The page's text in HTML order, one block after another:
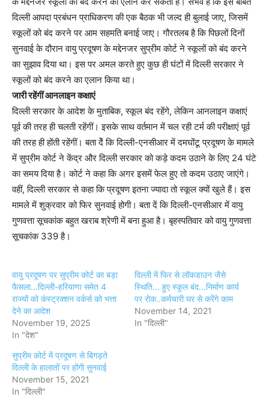
दिल्ली आपदा प्रबंधन प्राधिकरण की एक बैठक भी जल्द ही बुलाई जाए, जिसमें
स्कूलों को बंद करने पर आम सहमति बनाई जाए। गौरतलब है कि पिछलों दिनों
सुनवाई के दौरान वायु प्रदूषण के मद्देनजर सुप्रीम कोर्ट ने स्कूलों को बंद करने
का सुझाव दिया था। इस पर अमल करते हुए कुछ ही घंटों में दिल्ली सरकार ने
स्कूलों को बंद करने का एलान किया था।
जारी रहेंगीं आनलाइन कक्षाएं
दिल्ली सरकार के आदेश के मुताबिक, स्कूल बंद रहेंगे, लेकिन आनलाइन कक्षाएं
पूर्व की तरह ही चलती रहेंगीं। इसके साथ वर्तमान में चल रही टर्म की परीक्षाएं पूर्व
की तरह ही होंती रहेंगीं। बता देें कि दिल्ली-एनसीआर में दमघोंटू प्रदूषण के मामले
में सुप्रीम कोर्ट ने केंद्र और दिल्ली सरकार को कड़े कदम उठाने के लिए 24 घंटे
का समय दिया है। कोर्ट ने कहा कि अगर इसमें फेल हुए तो कदम उठाए जाएंगे।
वहीं, दिल्ली सरकार से कहा कि प्रदूषण इतना ज्यादा तो स्कूल क्यों खुले हैं। इस
मामले में शुक्रवार को फिर सुनवाई होगी। बता दें कि दिल्ली-एनसीआर में वायु
गुणवत्ता सूचकांक बहुत खराब श्रेणी में बना हुआ है। बृहस्पतिवार को वायु गुणवत्ता
सूचकांक 339 है।
वायु प्रदूषण पर सुप्रीम कोर्ट का बड़ा
फैसला…दिल्ली-हरियाणा समेत 4
राज्यों को कंस्ट्रक्शन वर्कर्स को भत्ता
देने का आदेश
November 19, 2025
In "देश"
दिल्ली में फिर से लॉकडाउन जैसे
स्थिति... हुए स्कूल बंद...निर्माण कार्य
पर रोक..कर्मचारी घर से करेंगे काम
November 14, 2021
In "दिल्ली"
सुप्रीम कोर्ट में प्रदूषण से बिगड़ते
दिल्ली के हालातों पर होंगी सुनवाई
November 15, 2021
In "दिल्ली"